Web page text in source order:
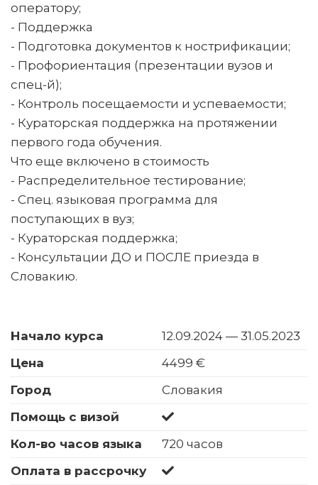
оператору;
- Поддержка
- Подготовка документов к нострификации;
- Профориентация (презентации вузов и
спец-й);
- Контроль посещаемости и успеваемости;
- Кураторская поддержка на протяжении
первого года обучения.
Что еще включено в стоимость
- Распределительное тестирование;
- Спец. языковая программа для
поступающих в вуз;
- Кураторская поддержка;
- Консультации ДО и ПОСЛЕ приезда в
Словакию.
Начало курса
12.09.2024 — 31.05.2023
Цена
4499 €
Город
Словакия
Помощь с визой
Кол-во часов языка
720 часов
Оплата в рассрочку